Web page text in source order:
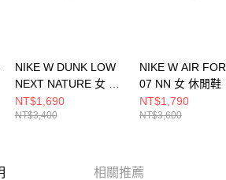
NIKE W DUNK LOW
NEXT NATURE 女 休
閒鞋 白 DD1873108
NT$1,690
NT$3,400
NIKE W AIR
07 NN 女 休閒鞋
FZ6768100
NT$1,790
NT$3,600
相關推薦